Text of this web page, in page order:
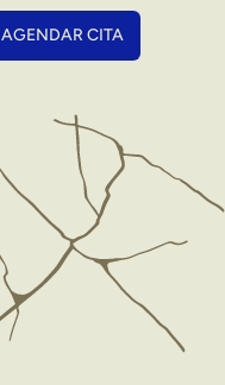
AGENDAR CITA